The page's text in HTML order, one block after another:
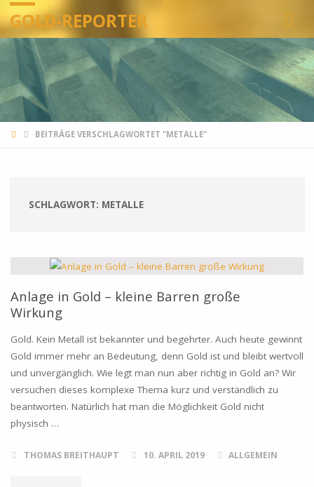
GOLD-REPORTER
STARTSEITE
BEITRÄGE VERSCHLAGWORTET "METALLE"
SCHLAGWORT: METALLE
Anlage in Gold – kleine Barren große
Wirkung
Gold. Kein Metall ist bekannter und begehrter. Auch heute gewinnt
Gold immer mehr an Bedeutung, denn Gold ist und bleibt wertvoll
und unvergänglich. Wie legt man nun aber richtig in Gold an? Wir
versuchen dieses komplexe Thema kurz und verständlich zu
beantworten. Natürlich hat man die Möglichkeit Gold nicht
physisch …
THOMAS BREITHAUPT 10. APRIL 2019 ALLGEMEIN